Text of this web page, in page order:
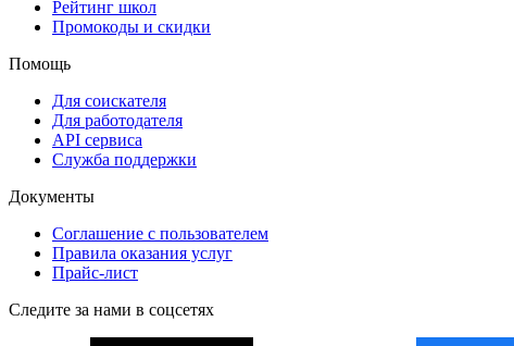
Рейтинг школ
Промокоды и скидки
Помощь
Для соискателя
Для работодателя
API сервиса
Служба поддержки
Документы
Соглашение с пользователем
Правила оказания услуг
Прайс-лист
Следите за нами в соцсетях